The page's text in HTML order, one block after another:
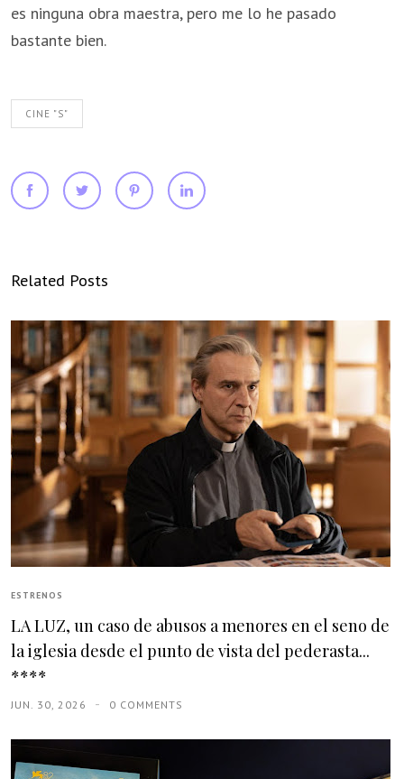
es ninguna obra maestra, pero me lo he pasado
bastante bien.
CINE "S"
Related Posts
ESTRENOS
LA LUZ, un caso de abusos a menores en el seno de
la iglesia desde el punto de vista del pederasta...
****
JUN. 30, 2026 0 COMMENTS